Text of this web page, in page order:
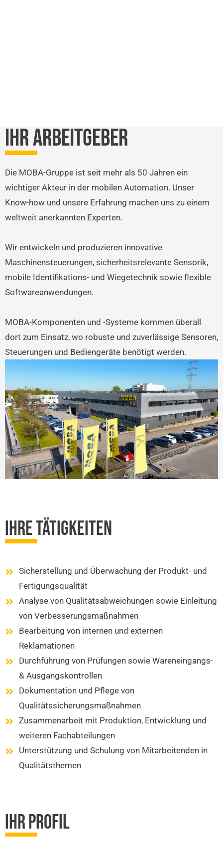
IHR ARBEITGEBER
Die MOBA-Gruppe ist seit mehr als 50 Jahren ein
wichtiger Akteur in der mobilen Automation. Unser
Know-how und unsere Erfahrung machen uns zu einem
weltweit anerkannten Experten.
Wir entwickeln und produzieren innovative
Maschinensteuerungen, sicherheitsrelevante Sensorik,
mobile Identifikations- und Wiegetechnik sowie flexible
Softwareanwendungen.
MOBA-Komponenten und -Systeme kommen überall
dort zum Einsatz, wo robuste und zuverlässige Sensoren,
Steuerungen und Bediengeräte benötigt werden.
IHRE TÄTIGKEITEN
Sicherstellung und Überwachung der Produkt- und
Fertigungsqualität
Analyse von Qualitätsabweichungen sowie Einleitung
von Verbesserungsmaßnahmen
Bearbeitung von internen und externen
Reklamationen
Durchführung von Prüfungen sowie Wareneingangs-
& Ausgangskontrollen
Dokumentation und Pflege von
Qualitätssicherungsmaßnahmen
Zusammenarbeit mit Produktion, Entwicklung und
weiteren Fachabteilungen
Unterstützung und Schulung von Mitarbeitenden in
Qualitätsthemen
IHR PROFIL